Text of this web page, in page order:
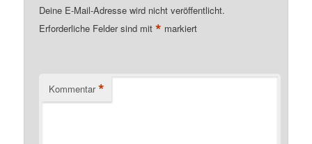
Deine E-Mail-Adresse wird nicht veröffentlicht.
Erforderliche Felder sind mit* markiert
Kommentar *